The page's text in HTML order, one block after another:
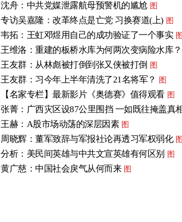
沈舟：中共党媒泄露航母预警机的尴尬 图
专访吴嘉隆：改革终点是亡党 习换赛道(上) 图
韦拓：王虹邓煜用自己的成功验证了一个事实 图
王维洛：重建的板桥水库为何两次变病险水库？
王友群：从林彪被打倒到张又侠被打倒 图
王友群：习今年上半年清洗了21名将军？ 图
【名家专栏】最新影片《奥德赛》值得观看 图
张菁：广西灾区设87公里围挡 一如既往掩盖真
王赫：A股市场动荡的深层因素 图
周晓辉：董军致辞与军报社论再透习军权弱化 图
分析：美民间英雄与中共文宣英雄有何区别 图
黄广慈：中国社会戾气从何而来 图